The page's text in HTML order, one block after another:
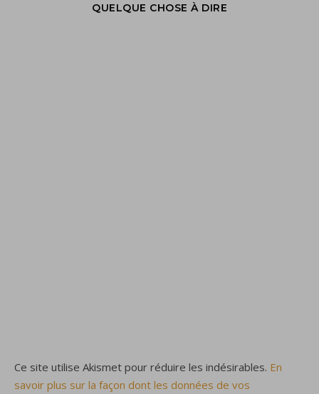
QUELQUE CHOSE À DIRE
Ce site utilise Akismet pour réduire les indésirables. En
savoir plus sur la façon dont les données de vos